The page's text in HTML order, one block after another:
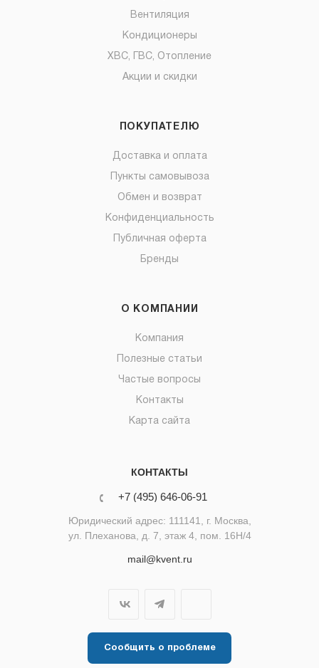
Вентиляция
Кондиционеры
ХВС, ГВС, Отопление
Акции и скидки
ПОКУПАТЕЛЮ
Доставка и оплата
Пункты самовывоза
Обмен и возврат
Конфиденциальность
Публичная оферта
Бренды
О КОМПАНИИ
Компания
Полезные статьи
Частые вопросы
Контакты
Карта сайта
КОНТАКТЫ
+7 (495) 646-06-91
Юридический адрес: 111141, г. Москва,
ул. Плеханова, д. 7, этаж 4, пом. 16Н/4
mail@kvent.ru
Сообщить о проблеме